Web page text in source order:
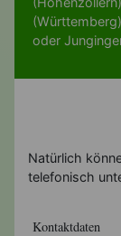
(Württemberg)
oder
Natürlich
telefonisch
Kontaktdaten